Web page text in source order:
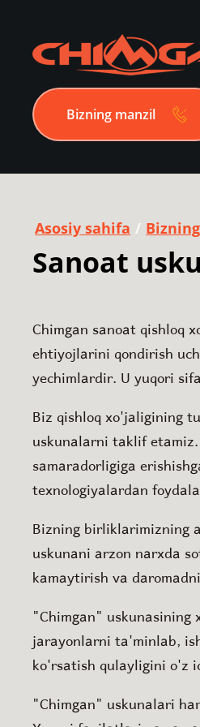
Bizning manzil
Asosiy sahifa /
Sanoat
Chimgan sanoat qishloq
ehtiyojlarini qondirish
yechimlardir. U yuqori
Biz qishloq xo'jaligining
uskunalarni taklif
samaradorligiga
texnologiyalardan
Bizning birliklarimizning
uskunani arzon narxda
kamaytirish va
"Chimgan"
jarayonlarni ta'minlab,
ko'rsatish qulayligini o'z
"Chimgan" uskunalari